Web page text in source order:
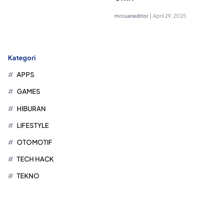
mrcuaneditor | April 29, 2025
Kategori
APPS
GAMES
HIBURAN
LIFESTYLE
OTOMOTIF
TECH HACK
TEKNO